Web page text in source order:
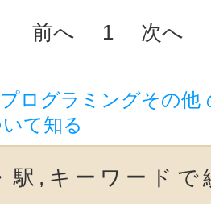
前へ 1 次へ
ログラミングその他
て知る
駅,キーワードで